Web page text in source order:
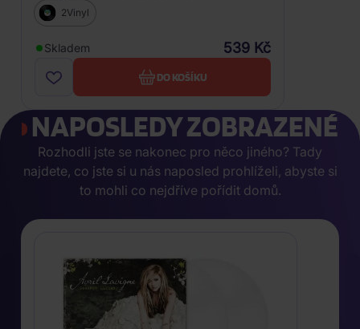
2Vinyl
Skladem 539 Kč
DO KOŠÍKU
NAPOSLEDY ZOBRAZENÉ
Rozhodli jste se nakonec pro něco jiného? Tady
najdete, co jste si u nás naposled prohlíželi, abyste si
to mohli co nejdříve pořídit domů.